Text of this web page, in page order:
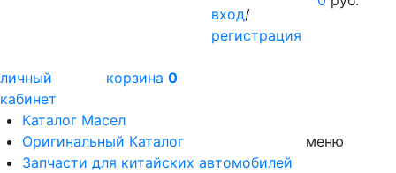
вход/
регистрация
личный
кабинет
корзина 0
Каталог Масел
Оригинальный Каталог
Запчасти для китайских автомобилей
меню